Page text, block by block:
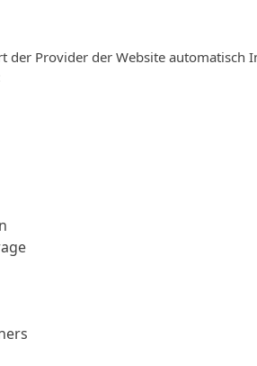
der Provider der Website